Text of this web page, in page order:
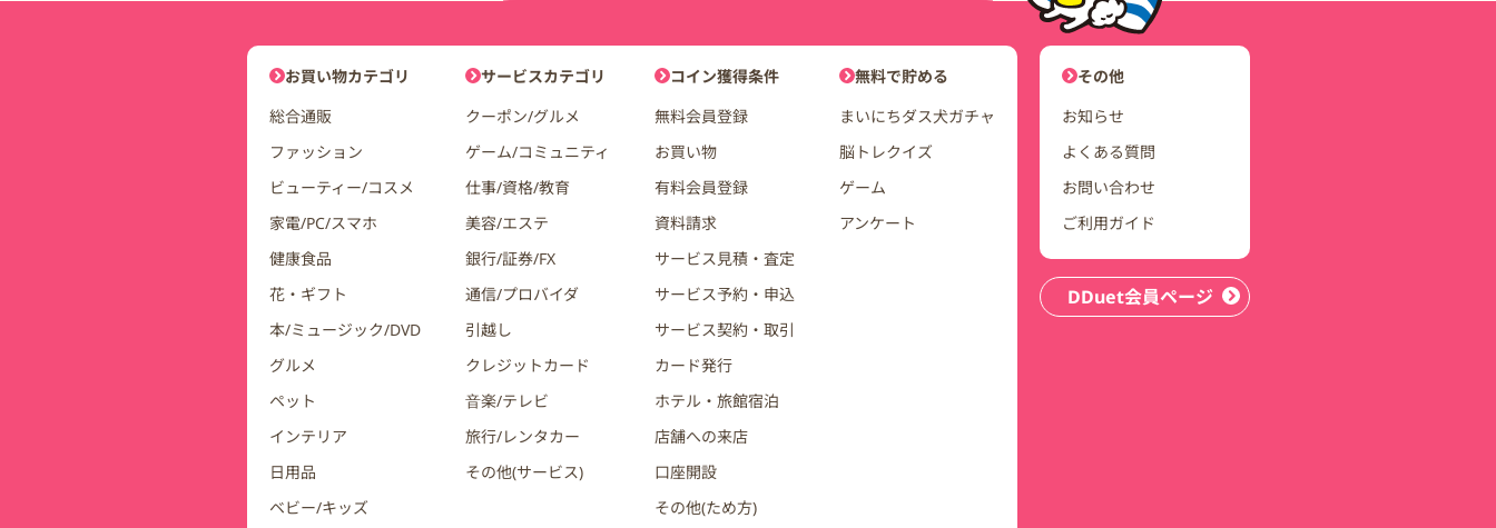
DDuetコインモールナビゲーション
お買い物カテゴリ
総合通販
ファッション
ビューティー/コスメ
家電/PC/スマホ
健康食品
花・ギフト
本/ミュージック/DVD
グルメ
ペット
インテリア
日用品
ベビー/キッズ
サービスカテゴリ
クーポン/グルメ
ゲーム/コミュニティ
仕事/資格/教育
美容/エステ
銀行/証券/FX
通信/プロバイダ
引越し
クレジットカード
音楽/テレビ
旅行/レンタカー
その他(サービス)
コイン獲得条件
無料会員登録
お買い物
有料会員登録
資料請求
サービス見積・査定
サービス予約・申込
サービス契約・取引
カード発行
ホテル・旅館宿泊
店舗への来店
口座開設
その他(ため方)
無料で貯める
まいにちダス犬ガチャ
脳トレクイズ
ゲーム
アンケート
ユーザーナビゲーション
その他
お知らせ
よくある質問
お問い合わせ
ご利用ガイド
DDuet会員ページ